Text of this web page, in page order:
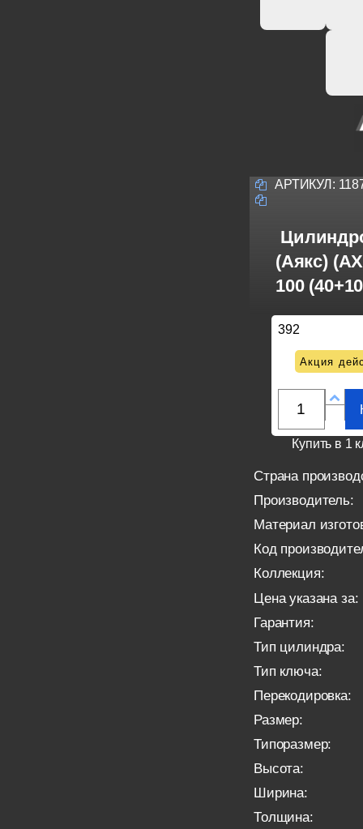
АРТИКУЛ:
(Аякс)
100
392
Акция
Купить в 1
Страна
Производитель:
Материал
Код
Коллекция:
Цена указана за:
Гарантия:
Тип цилиндра:
Тип ключа:
Перекодировка:
Размер:
Типоразмер:
Высота:
Ширина:
Толщина: